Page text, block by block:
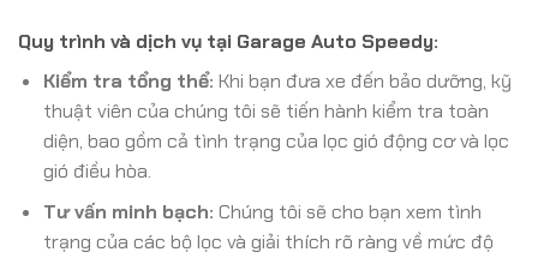
Quy trình và dịch vụ tại Garage Auto Speedy:
Kiểm tra tổng thể: Khi bạn đưa xe đến bảo dưỡng, kỹ
thuật viên của chúng tôi sẽ tiến hành kiểm tra toàn
diện, bao gồm cả tình trạng của lọc gió động cơ và lọc
gió điều hòa.
Tư vấn minh bạch: Chúng tôi sẽ cho bạn xem tình
trạng của các bộ lọc và giải thích rõ ràng về mức độ